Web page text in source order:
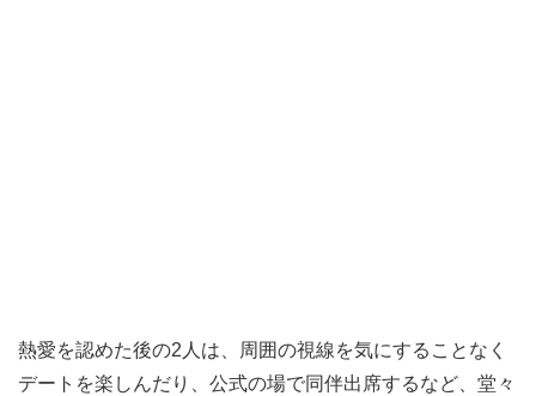
熱愛を認めた後の2人は、周囲の視線を気にすることなく
デートを楽しんだり、公式の場で同伴出席するなど、堂々